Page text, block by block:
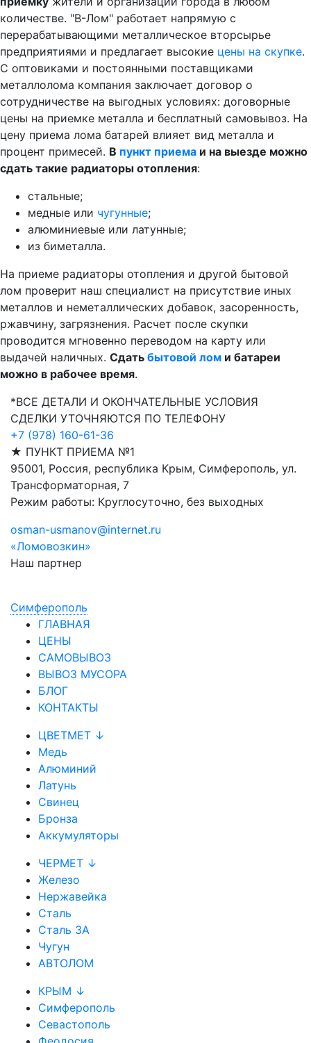
количестве. "В-Лом" работает напрямую с
перерабатывающими металлическое вторсырье
предприятиями и предлагает высокие цены на скупке.
С оптовиками и постоянными поставщиками
металлолома компания заключает договор о
сотрудничестве на выгодных условиях: договорные
цены на приемке металла и бесплатный самовывоз. На
цену приема лома батарей влияет вид металла и
процент примесей. В пункт приема и на выезде можно
сдать такие радиаторы отопления:
стальные;
медные или чугунные;
алюминиевые или латунные;
из биметалла.
На приеме радиаторы отопления и другой бытовой
лом проверит наш специалист на присутствие иных
металлов и неметаллических добавок, засоренность,
ржавчину, загрязнения. Расчет после скупки
проводится мгновенно переводом на карту или
выдачей наличных. Сдать бытовой лом и батареи
можно в рабочее время.
*ВСЕ ДЕТАЛИ И ОКОНЧАТЕЛЬНЫЕ УСЛОВИЯ
СДЕЛКИ УТОЧНЯЮТСЯ ПО ТЕЛЕФОНУ
+7 (978) 160-61-36
★ ПУНКТ ПРИЕМА №1
95001, Россия, республика Крым, Симферополь, ул.
Трансформаторная, 7
Режим работы: Круглосуточно, без выходных
osman-usmanov@internet.ru
«Ломовозкин»
Наш партнер
Симфepoпoль
ГЛАВНАЯ
ЦЕНЫ
САМОВЫВОЗ
ВЫВОЗ МУСОРА
БЛОГ
КОНТАКТЫ
ЦВЕТМЕТ ↓
Медь
Алюминий
Латунь
Свинец
Бронза
Аккумуляторы
ЧЕРМЕТ ↓
Железо
Нержавейка
Сталь
Сталь 3А
Чугун
АВТОЛОМ
КРЫМ ↓
Симферополь
Севастополь